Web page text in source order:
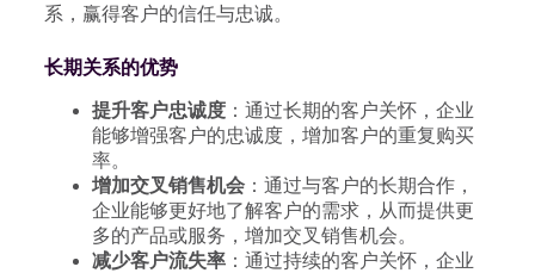
系，赢得客户的信任与忠诚。
长期关系的优势
提升客户忠诚度：通过长期的客户关怀，企业
能够增强客户的忠诚度，增加客户的重复购买
率。
增加交叉销售机会：通过与客户的长期合作，
企业能够更好地了解客户的需求，从而提供更
多的产品或服务，增加交叉销售机会。
减少客户流失率：通过持续的客户关怀，企业